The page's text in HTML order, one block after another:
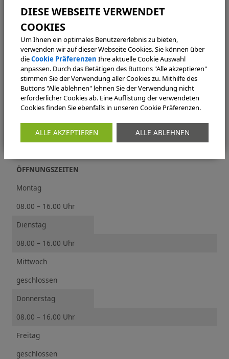
Kontakte
KONTAKT
Bauordnungsamt
Verwaltungsabteilung
Technische Abteilung
Halterner Straße 5
46284 Dorsten
bauaufsicht@dorsten.de
ÖFFNUNGSZEITEN
Montag
08.00 – 16.00 Uhr
Dienstag
08.00 – 16.00 Uhr
Mittwoch
geschlossen
Donnerstag
08.00 – 16.00 Uhr
Freitag
geschlossen
Um Ihnen ein optimales Benutzererlebnis zu bieten,
verwenden wir auf dieser Webseite Cookies. Sie können über
dieCookie Präferenzen Ihre aktuelle Cookie Auswahl
anpassen. Durch das Betätigen des Buttons "Alle akzeptieren"
stimmen Sie der Verwendung aller Cookies zu. Mithilfe des
Buttons "Alle ablehnen" lehnen Sie der Verwendung nicht
erforderlicher Cookies ab. Eine Auflistung der verwendeten
Cookies finden Sie ebenfalls in unseren Cookie Präferenzen.
ALLE AKZEPTIEREN ALLE ABLEHNEN